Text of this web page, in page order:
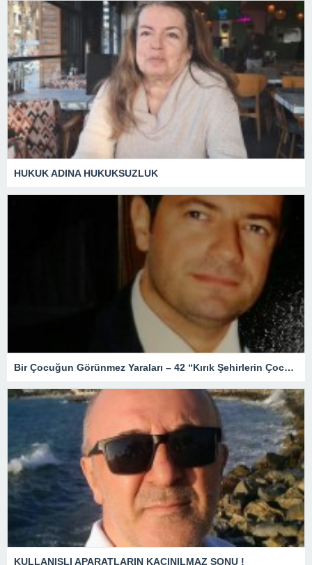
HUKUK ADINA HUKUKSUZLUK
Bir Çocuğun Görünmez Yaraları – 42 “Kırık Şehirlerin Çocukları”
KULLANIŞLI APARATLARIN KAÇINILMAZ SONU !